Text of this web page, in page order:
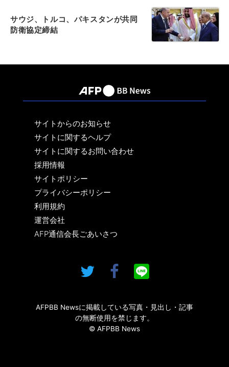
サウジ、トルコ、パキスタンが共同
防衛協定締結
サイトからのお知らせ
サイトに関するヘルプ
サイトに関するお問い合わせ
採用情報
サイトポリシー
プライバシーポリシー
利用規約
運営会社
AFP通信会長ごあいさつ
AFPBB Newsに掲載している写真・見出し・記事
の無断使用を禁じます。
© AFPBB News